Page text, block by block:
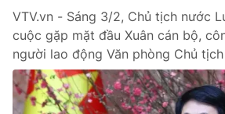
VTV.vn - Sáng 3/2, Chủ tịch nước
cuộc gặp mặt đầu Xuân cán bộ,
người lao động Văn phòng Chủ